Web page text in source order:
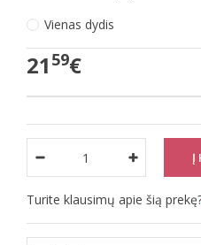
Vienas dydis
21 59€
Turite klausimų apie šią